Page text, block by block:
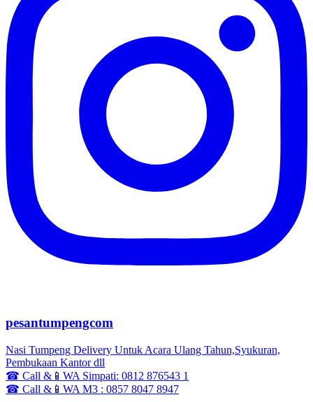
pesantumpengcom
Nasi Tumpeng Delivery Untuk Acara Ulang Tahun,Syukuran,
Pembukaan Kantor dll
☎ Call &📱WA Simpati: 0812 876543 1
☎ Call &📱WA M3 : 0857 8047 8947